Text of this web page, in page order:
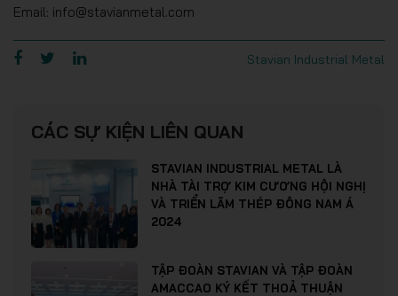
Email: info@stavianmetal.com
Stavian Industrial Metal
CÁC SỰ KIỆN LIÊN QUAN
STAVIAN INDUSTRIAL METAL LÀ
NHÀ TÀI TRỢ KIM CƯƠNG HỘI NGHỊ
VÀ TRIỂN LÃM THÉP ĐÔNG NAM Á
2024
TẬP ĐOÀN STAVIAN VÀ TẬP ĐOÀN
AMACCAO KÝ KẾT THOẢ THUẬN